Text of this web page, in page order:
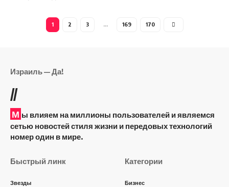
1 2 3 … 169 170
Израиль — Да!
//
М ы влияем на миллионы пользователей и являемся
сетью новостей стиля жизни и передовых технологий
номер один в мире.
Быстрый линк
Звезды
Категории
Бизнес